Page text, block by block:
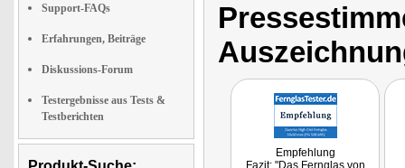
Support-FAQs
Erfahrungen, Beiträge
Diskussions-Forum
Testergebnisse aus Tests &
Testberichten
Empfehlung
Fazit: "Das Fernglas von